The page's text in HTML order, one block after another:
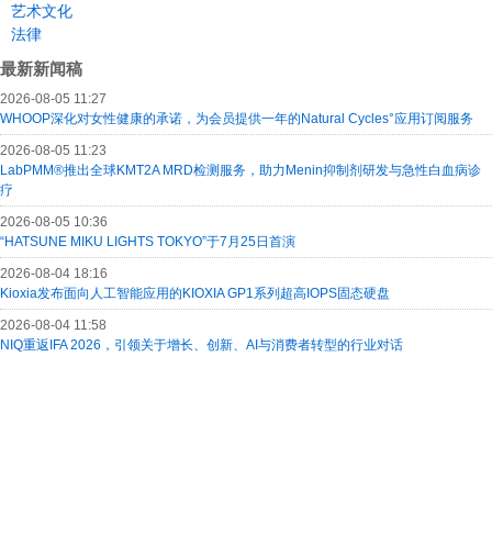
艺术文化
法律
最新新闻稿
2026-08-05 11:27
WHOOP深化对女性健康的承诺，为会员提供一年的Natural Cycles°应用订阅服务
2026-08-05 11:23
LabPMM®推出全球KMT2A MRD检测服务，助力Menin抑制剂研发与急性白血病诊
疗
2026-08-05 10:36
“HATSUNE MIKU LIGHTS TOKYO”于7月25日首演
2026-08-04 18:16
Kioxia发布面向人工智能应用的KIOXIA GP1系列超高IOPS固态硬盘
2026-08-04 11:58
NIQ重返IFA 2026，引领关于增长、创新、AI与消费者转型的行业对话